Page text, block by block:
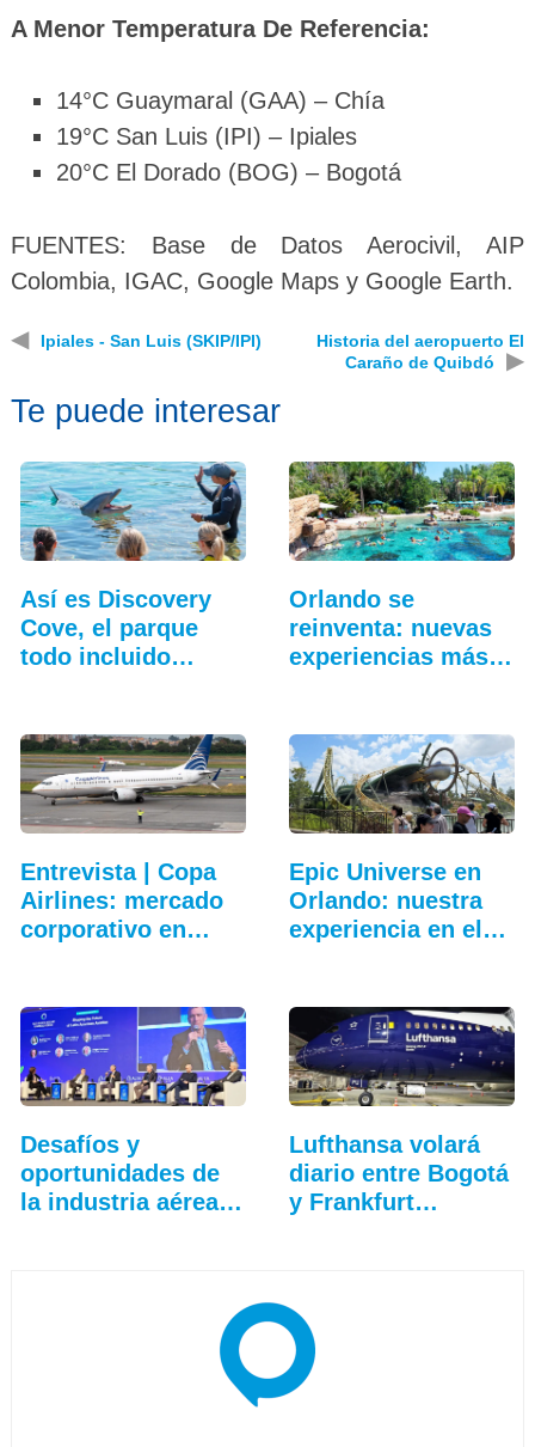
A Menor Temperatura De Referencia:
14°C Guaymaral (GAA) – Chía
19°C San Luis (IPI) – Ipiales
20°C El Dorado (BOG) – Bogotá
FUENTES: Base de Datos Aerocivil, AIP
Colombia, IGAC, Google Maps y Google Earth.
◀ Ipiales - San Luis (SKIP/IPI)
Historia del aeropuerto El
Caraño de Quibdó
▶
Te puede interesar
Así es Discovery
Cove, el parque
todo incluido
Orlando se
reinventa: nuevas
experiencias más
Entrevista | Copa
Airlines: mercado
corporativo en…
Epic Universe en
Orlando: nuestra
experiencia en el…
Desafíos y
oportunidades de
la industria aérea
Lufthansa volará
diario entre Bogotá
y Frankfurt…